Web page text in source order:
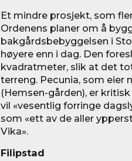
Et mindre prosjekt, som
Ordenens planer om å
bakgårdsbebyggelsen i
høyere enn i dag. Den
kvadratmeter, slik at det
terreng. Pecunia, som eier
(Hemsen-gården), er
vil «vesentlig forringe
som «ett av de aller
Vika».
Filipstad